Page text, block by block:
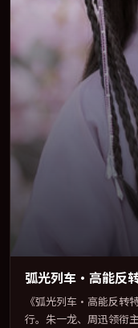
弧光列车·高能反
《弧光列车·高能反转
行。朱一龙、周迅领衔